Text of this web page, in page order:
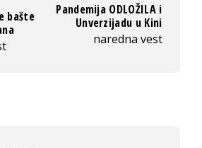
bašte
Pandemija ODLOŽILA i
Unverzijadu u Kini
naredna vest